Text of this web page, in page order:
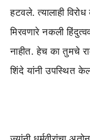
हटवले. त्यालाही
मिरवणारे नकली
नाहीत. हेच का तुमचे
शिंदे यांनी उपस्थित